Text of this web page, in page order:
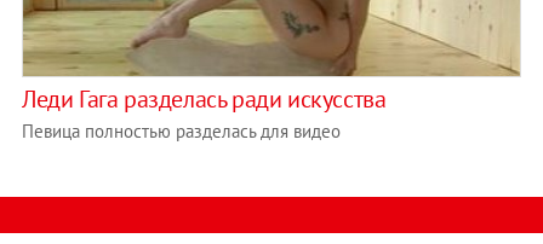
Леди Гага разделась ради искусства
Певица полностью разделась для видео